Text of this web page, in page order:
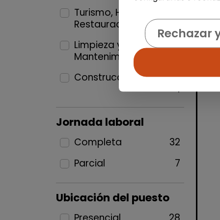
Turismo, Hostelería y
Restauración
Limpieza y
Mantenimiento
Construcción y Oficios
1
Jornada laboral
Completa
32
Parcial
7
Ubicación del puesto
Rechazar